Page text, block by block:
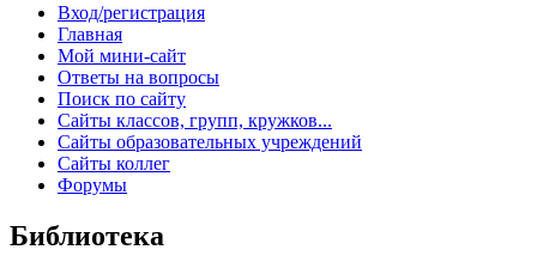
Вход/регистрация
Главная
Мой мини-сайт
Ответы на вопросы
Поиск по сайту
Сайты классов, групп, кружков...
Сайты образовательных учреждений
Сайты коллег
Форумы
Библиотека